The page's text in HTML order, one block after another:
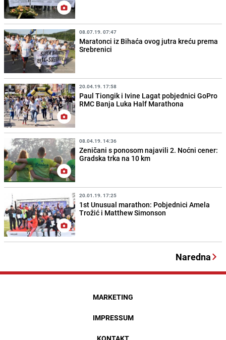
08.07.19. 07:47
Maratonci iz Bihaća ovog jutra kreću prema
Srebrenici
20.04.19. 17:58
Paul Tiongik i Ivine Lagat pobjednici GoPro
RMC Banja Luka Half Marathona
08.04.19. 14:36
Zeničani s ponosom najavili 2. Noćni cener:
Gradska trka na 10 km
20.01.19. 17:25
1st Unusual marathon: Pobjednici Amela
Trožić i Matthew Simonson
Naredna
MARKETING
IMPRESSUM